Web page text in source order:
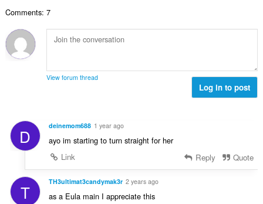
Comments: 7
View forum thread
Log in to post
D deinemom688 1 year ago
ayo im starting to turn straight for her
Link
Reply Quote
T TH3ultimat3candymak3r 2 years ago
as a Eula main I appreciate this